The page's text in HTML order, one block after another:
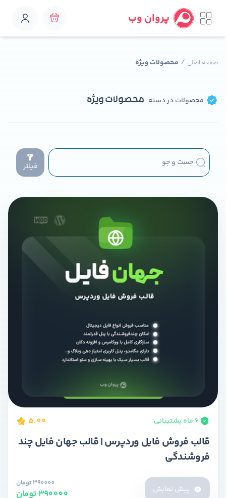
پروان وب
صفحه اصلی / محصولات ویژه
محصولات در دسته محصولات ویژه
فیلتر
5.00
قالب فروش فایل وردپرس | قالب جهان فایل چند
فروشندگی
پیش نمایش
390000 تومان
390000 تومان